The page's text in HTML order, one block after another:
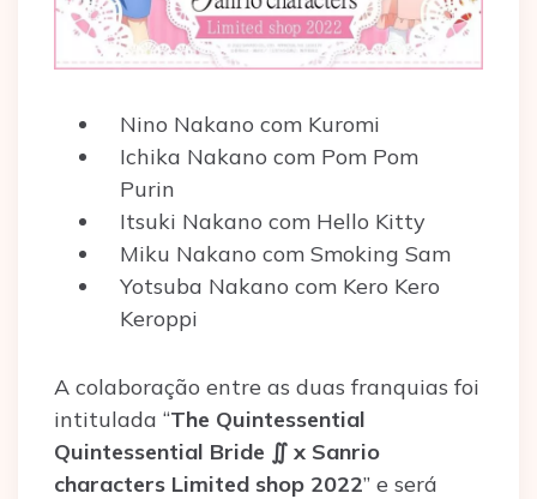
Nino Nakano com Kuromi
Ichika Nakano com Pom Pom
Purin
Itsuki Nakano com Hello Kitty
Miku Nakano com Smoking Sam
Yotsuba Nakano com Kero Kero
Keroppi
A colaboração entre as duas franquias foi
intitulada “The Quintessential
Quintessential Bride ∬ x Sanrio
characters Limited shop 2022” e será